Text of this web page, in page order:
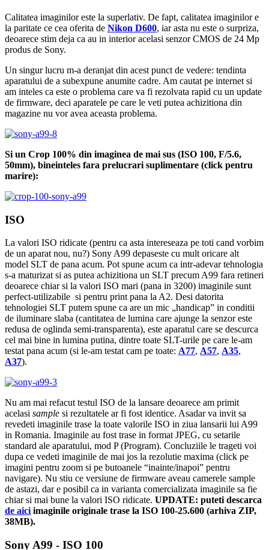
Calitatea imaginilor este la superlativ. De fapt, calitatea imaginilor e
la paritate ce cea oferita de Nikon D600, iar asta nu este o surpriza,
deoarece stim deja ca au in interior acelasi senzor CMOS de 24 Mp
produs de Sony.
Un singur lucru m-a deranjat din acest punct de vedere: tendinta
aparatului de a subexpune anumite cadre. Am cautat pe internet si
am inteles ca este o problema care va fi rezolvata rapid cu un update
de firmware, deci aparatele pe care le veti putea achizitiona din
magazine nu vor avea aceasta problema.
Si un Crop 100% din imaginea de mai sus (ISO 100, F/5.6,
50mm), bineinteles fara prelucrari suplimentare (click pentru
marire):
ISO
La valori ISO ridicate (pentru ca asta intereseaza pe toti cand vorbim
de un aparat nou, nu?) Sony A99 depaseste cu mult oricare alt
model SLT de pana acum. Pot spune acum ca intr-adevar tehnologia
s-a maturizat si as putea achizitiona un SLT precum A99 fara retineri
deoarece chiar si la valori ISO mari (pana in 3200) imaginile sunt
perfect-utilizabile si pentru print pana la A2. Desi datorita
tehnologiei SLT putem spune ca are un mic „handicap” in conditii
de iluminare slaba (cantitatea de lumina care ajunge la senzor este
redusa de oglinda semi-transparenta), este aparatul care se descurca
cel mai bine in lumina putina, dintre toate SLT-urile pe care le-am
testat pana acum (si le-am testat cam pe toate: A77, A57, A35,
A37).
Nu am mai refacut testul ISO de la lansare deoarece am primit
acelasi sample si rezultatele ar fi fost identice. Asadar va invit sa
revedeti imaginile trase la toate valorile ISO in ziua lansarii lui A99
in Romania. Imaginile au fost trase in format JPEG, cu setarile
standard ale aparatului, mod P (Program). Concluziile le trageti voi
dupa ce vedeti imaginile de mai jos la rezolutie maxima (click pe
imagini pentru zoom si pe butoanele “inainte/inapoi” pentru
navigare). Nu stiu ce versiune de firmware aveau camerele sample
de astazi, dar e posibil ca in varianta comercializata imaginile sa fie
chiar si mai bune la valori ISO ridicate. UPDATE: puteti descarca
de aici imaginile originale trase la ISO 100-25.600 (arhiva ZIP,
38MB).
Sony A99 - ISO 100